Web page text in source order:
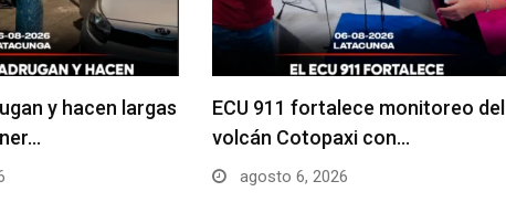
y hacen largas
ECU 911 fortalece monitoreo del
volcán Cotopaxi con…
agosto 6, 2026